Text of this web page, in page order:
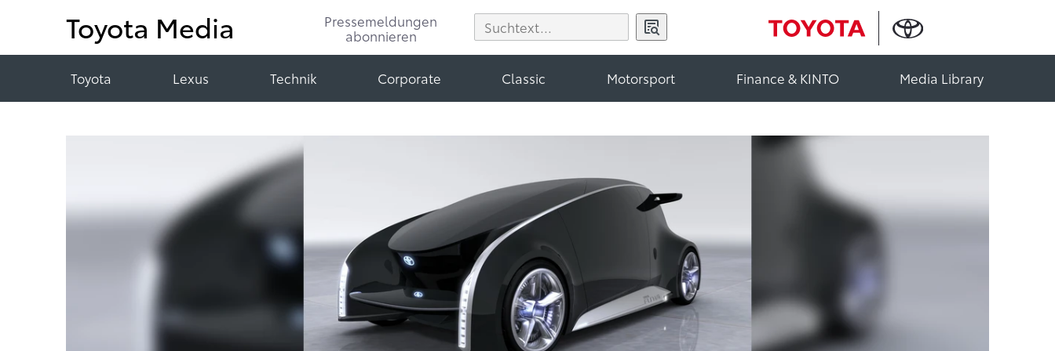
Toyota Media
Pressemeldungen
abonnieren
Toyota Lexus Technik Corporate Classic Motorsport Finance & KINTO Media Library